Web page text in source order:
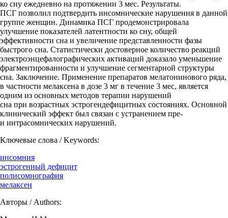
ко сну ежедневно на протяжении 3 мес. Результаты.
ПСГ позволил подтвердить инсомнические нарушения в данной
группе женщин. Динамика ПСГ продемонстрировала
улучшение показателей латентности ко сну, общей
эффективности сна и увеличение представленности фазы
быстрого сна. Статистически достоверное количество реакций
электроэнцефалографических активаций доказало уменьшение
фрагментированности и улучшение сегментарной структуры
сна. Заключение. Применение препаратов мелатонинового ряда,
в частности мелаксена в дозе 3 мг в течение 3 мес, является
одним из основных методов терапии нарушений
сна при возрастных эстрогендефицитных состояниях. Основной
клинический эффект был связан с устранением пре-
и интрасомнических нарушений.
Ключевые слова / Keywords:
инсомния
эстрогенный дефицит
полисомнография
мелаксен
Авторы / Authors: